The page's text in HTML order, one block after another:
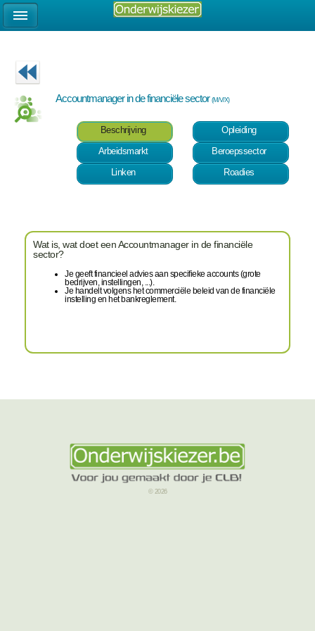
Accountmanager in de financiële sector(M/V/X)
Beschrijving
Opleiding
Arbeidsmarkt
Beroepssector
Linken
Roadies
Wat is, wat doet een Accountmanager in de financiële
sector?
Je geeft financieel advies aan specifieke accounts (grote
bedrijven, instellingen, ...).
Je handelt volgens het commerciële beleid van de financiële
instelling en het bankreglement.
© 2026